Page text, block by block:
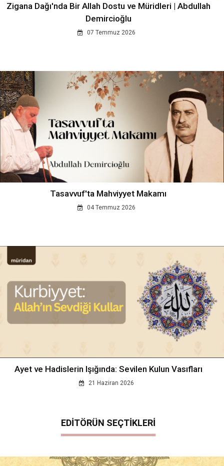
Zigana Dağı'nda Bir Allah Dostu ve Müridleri | Abdullah
Demircioğlu
07 Temmuz 2026
Tasavvuf'ta Mahviyyet Makamı
04 Temmuz 2026
Ayet ve Hadislerin Işığında: Sevilen Kulun Vasıfları
21 Haziran 2026
EDİTÖRÜN SEÇTİKLERİ